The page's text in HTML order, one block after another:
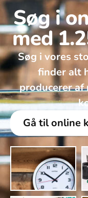
Søg i
med
Søg i vores
finder alt
producerer af
Gå til online